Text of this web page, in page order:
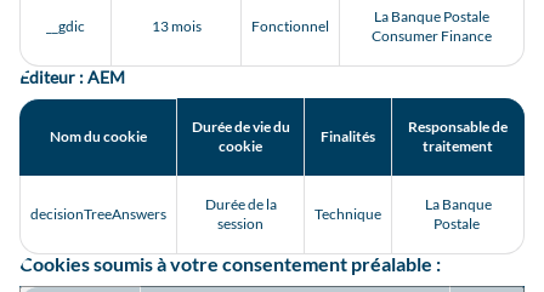
__gdic 13 mois Fonctionnel
La Banque Postale
Consumer Finance
Editeur : AEM
Nom du cookie
Durée de vie du
cookie
Finalités
Responsable de
traitement
decisionTreeAnswers
Durée de la
session
Technique
La Banque
Postale
Cookies soumis à votre consentement préalable :